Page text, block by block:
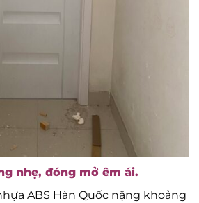
nhẹ, đóng mở êm ái.
ABS Hàn Quốc nặng khoảng